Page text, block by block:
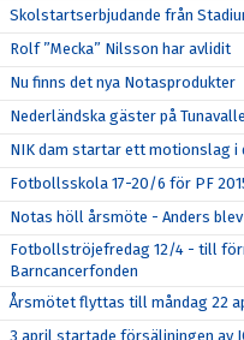
Skolstartserbjudande från
Rolf ”Mecka” Nilsson har avlidit
Nu finns det nya Notasprodukter
Nederländska gäster på
NIK dam startar ett motionslag i
Fotbollsskola 17-20/6 för PF
Notas höll årsmöte - Anders
Fotbollströjefredag 12/4 - till
Barncancerfonden
Årsmötet flyttas till måndag 22
3 april startade försäljningen av